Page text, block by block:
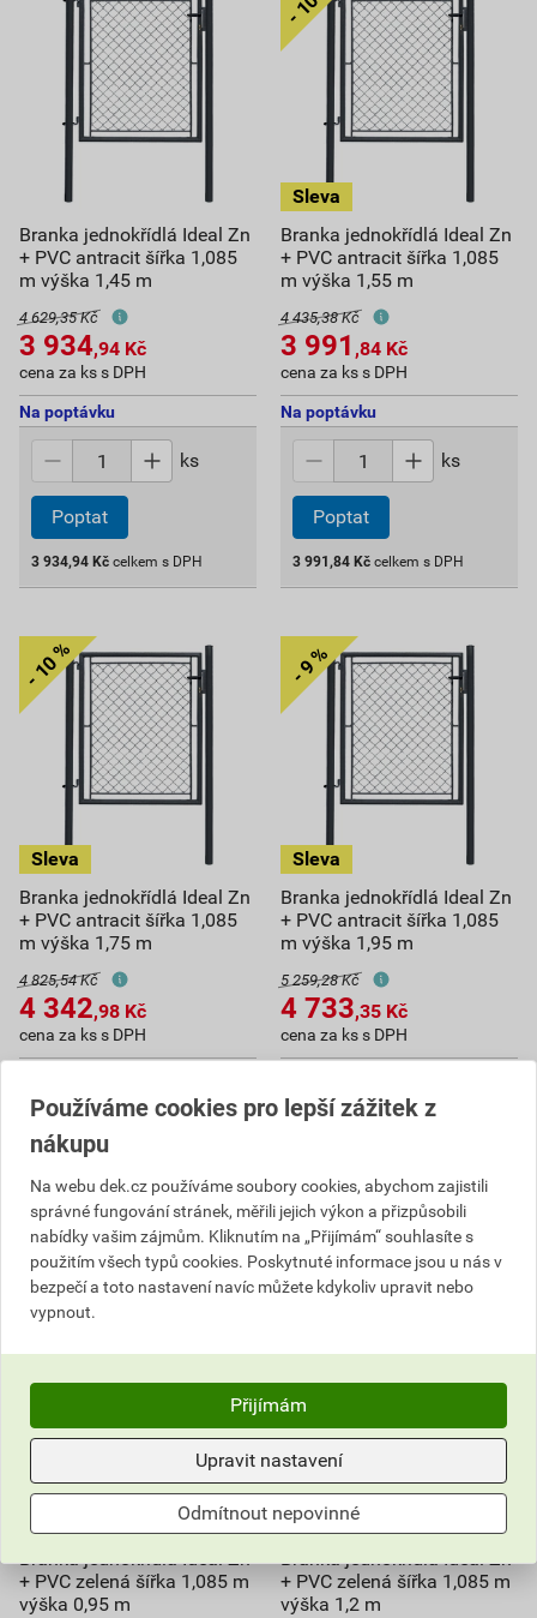
Branka jednokřídlá Ideal Zn
+ PVC antracit šířka 1,085
m výška 1,45 m
4 629,35 Kč
3 934,94 Kč
cena za ks s DPH
Na poptávku
ks
Poptat
3 934,94 Kč celkem s DPH
Branka jednokřídlá Ideal Zn
+ PVC antracit šířka 1,085
m výška 1,55 m
4 435,38 Kč
3 991 ,84 Kč
cena za ks s DPH
Na poptávku
ks
Poptat
3 991,84 Kč celkem s DPH
Branka jednokřídlá Ideal Zn
+ PVC antracit šířka 1,085
m výška 1,75 m
4 825,54 Kč
4 342,98 Kč
cena za ks s DPH
ks
Poptat
4 342,98 celkem s DPH
Branka jednokřídlá Ideal Zn
+ PVC antracit šířka 1,085
m výška 1,95 m
5 259,28 Kč
4 733,35 Kč
cena za ks s DPH
Poptat
4 733,35 celkem s DPH
Branka jednokřídlá Ideal Zn
+ PVC zelená šířka 1,085 m
výška 0,95 m
Branka jednokřídlá Ideal Zn
+ PVC zelená šířka 1,085 m
výška 1,2 m
Používáme cookies pro lepší zážitek z
nákupu
Na webu dek.cz používáme soubory cookies, abychom zajistili
správné fungování stránek, měřili jejich výkon a přizpůsobili
nabídky vašim zájmům. Kliknutím na „Přijímám“ souhlasíte s
použitím všech typů cookies. Poskytnuté informace jsou u nás v
bezpečí a toto nastavení navíc můžete kdykoliv upravit nebo
vypnout.
Přijímám
Upravit nastavení
Odmítnout nepovinné